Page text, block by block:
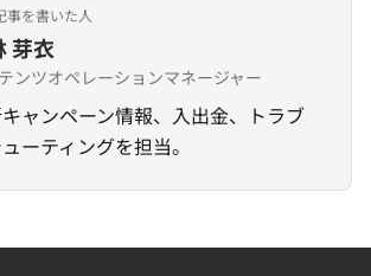
事を書いた人
芽衣
ンツオペレーションマネージャー
ャンペーン情報、入出金、トラブ
ーティングを担当。